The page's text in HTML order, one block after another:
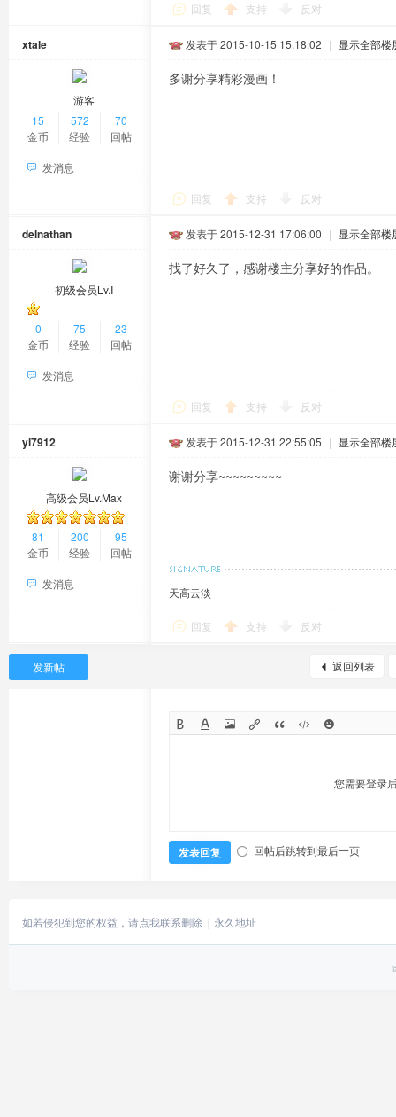
回复 支持 反对
xtale
游客
15
金币
572
经验
70
回帖
发消息
发表于 2015-10-15 15:18:02 | 显示全部楼
多谢分享精彩漫画！
回复 支持 反对
delnathan
初级会员Lv.Ⅰ
0
金币
75
经验
23
回帖
发消息
发表于 2015-12-31 17:06:00 | 显示全部楼
找了好久了，感谢楼主分享好的作品。
回复 支持 反对
yl7912
高级会员Lv.Max
81
金币
200
经验
95
回帖
发消息
发表于 2015-12-31 22:55:05 | 显示全部楼
谢谢分享~~~~~~~~~
天高云淡
回复 支持 反对
返回列表
发新帖
您需要登录
发表回复 回帖后跳转到最后一页
如若侵犯到您的权益，请点我联系删除 永久地址